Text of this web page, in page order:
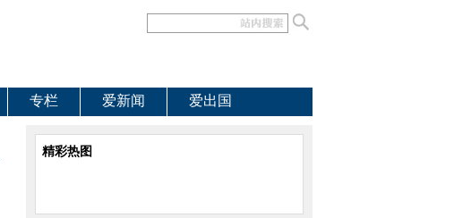
专栏 爱新闻 爱出国
精彩热图